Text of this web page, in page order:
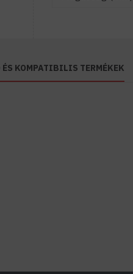
ÉS KOMPATIBILIS TERMÉKEK